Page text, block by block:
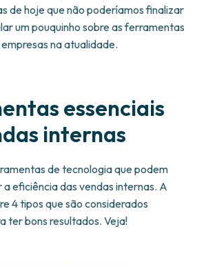
de hoje que não poderíamos finalizar
um pouquinho sobre as ferramentas
na atualidade.
essenciais
internas
de tecnologia que podem
eficiência das vendas internas. A
4 tipos que são considerados
ter bons resultados. Veja!